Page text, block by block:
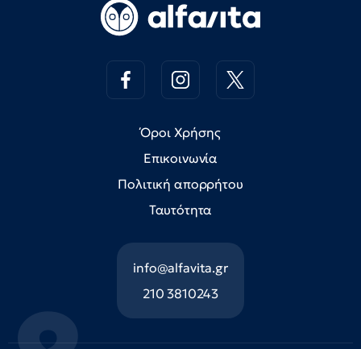
Όροι Χρήσης
Επικοινωνία
Πολιτική απορρήτου
Ταυτότητα
info@alfavita.gr
210 3810243